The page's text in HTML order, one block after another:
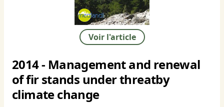
Voir l'article
2014 - Management and renewal
of fir stands under threatby
climate change